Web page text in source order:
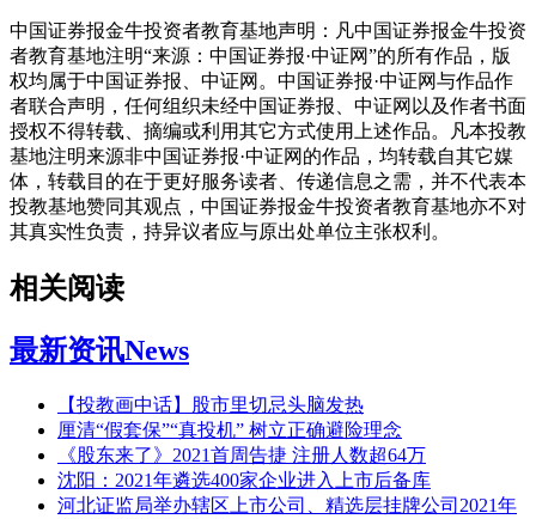
中国证券报金牛投资者教育基地声明：凡中国证券报金牛投资
者教育基地注明“来源：中国证券报·中证网”的所有作品，版
权均属于中国证券报、中证网。中国证券报·中证网与作品作
者联合声明，任何组织未经中国证券报、中证网以及作者书面
授权不得转载、摘编或利用其它方式使用上述作品。凡本投教
基地注明来源非中国证券报·中证网的作品，均转载自其它媒
体，转载目的在于更好服务读者、传递信息之需，并不代表本
投教基地赞同其观点，中国证券报金牛投资者教育基地亦不对
其真实性负责，持异议者应与原出处单位主张权利。
相关阅读
最新资讯News
【投教画中话】股市里切忌头脑发热
厘清“假套保”“真投机” 树立正确避险理念
《股东来了》2021首周告捷 注册人数超64万
沈阳：2021年遴选400家企业进入上市后备库
河北证监局举办辖区上市公司、精选层挂牌公司2021年